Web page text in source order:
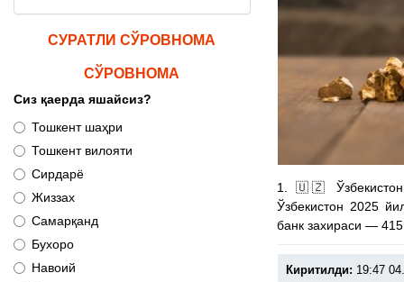
СУРАТЛИ СЎРОВНОМА
СЎРОВНОМА
Сиз қаерда яшайсиз?
Тошкент шаҳри
Тошкент вилояти
Сирдарё
Жиззах
Самарқанд
Бухоро
Навоий
1. 🇺🇿 Ўзбекистон
Ўзбекистон 2025
банк захираси —
Киритилди: 19:47